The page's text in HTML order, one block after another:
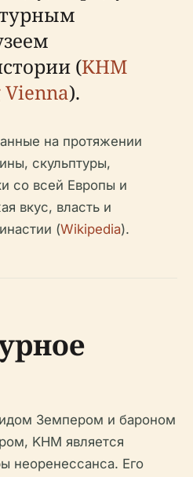
(KHM
).
на протяжении
скульптуры,
со всей Европы и
вкус, власть и
(Wikipedia).
Земпером и бароном
KHM является
неоренессанса. Его